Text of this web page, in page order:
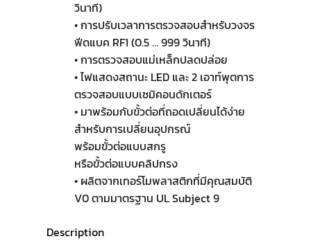
วินาที)
• การปรับเวลาการตรวจสอบสำหรับวงจร
ฟีดแบค RF1 (0.5 … 999 วินาที)
• การตรวจสอบแม่เหล็กปลดปล่อย
• ไฟแสดงสถานะ LED และ 2 เอาท์พุตการ
ตรวจสอบแบบเซมิคอนดักเตอร์
• มาพร้อมกับขั้วต่อที่ถอดเปลี่ยนได้ง่าย
สำหรับการเปลี่ยนอุปกรณ์
พร้อมขั้วต่อแบบสกรู
หรือขั้วต่อแบบคลิปกรง
• ผลิตจากเทอร์โมพลาสติกที่มีคุณสมบัติ
V0 ตามมาตรฐาน UL Subject 9
Description